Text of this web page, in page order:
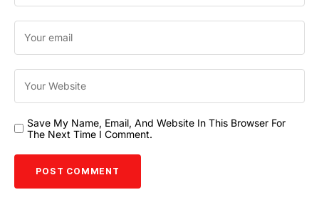
Save My Name, Email, And Website In This Browser For
The Next Time I Comment.